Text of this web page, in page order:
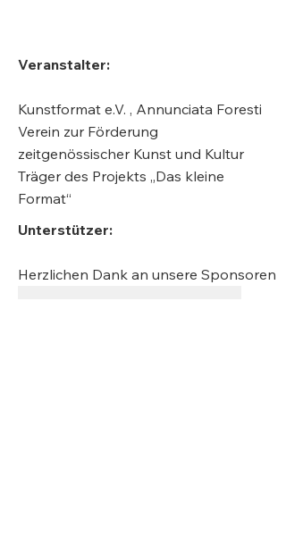
Carl Orff, Komponist
Veranstalter:
Kunstformat e.V. , Annunciata Foresti
Verein zur Förderung
zeitgenössischer Kunst und Kultur
Träger des Projekts „Das kleine
Format“
Unterstützer:
Herzlichen Dank an unsere Sponsoren